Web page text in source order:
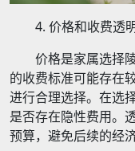
4. 价格和收费透
价格是家属选择
的收费标准可能存在
进行合理选择。在选
是否存在隐性费用。
预算，避免后续的经济